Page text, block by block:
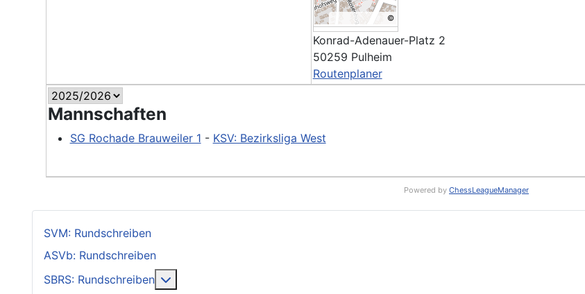
©
OpenStreetMap
contributors.
Konrad-Adenauer-Platz 2
50259 Pulheim
Routenplaner
Mannschaften
SG Rochade Brauweiler 1 - KSV: Bezirksliga West
Powered by ChessLeagueManager
SVM: Rundschreiben
ASVb: Rundschreiben
SBRS: Rundschreiben